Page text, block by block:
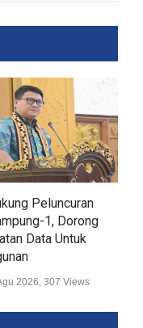
Peluncuran
1, Dorong
Data Untuk
2026, 307 Views